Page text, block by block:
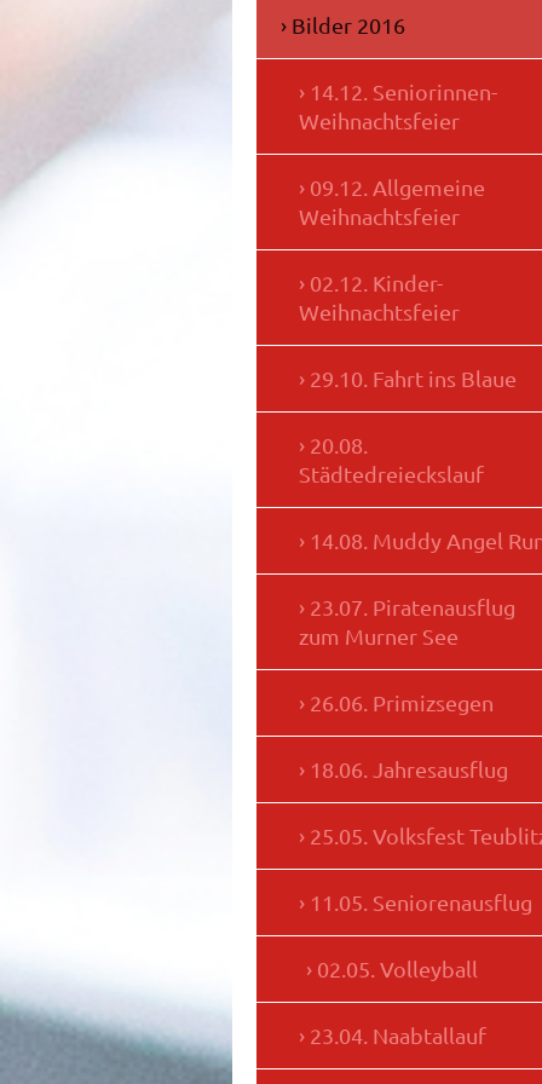
Bilder 2016
14.12. Seniorinnen-
Weihnachtsfeier
09.12. Allgemeine
Weihnachtsfeier
02.12. Kinder-
Weihnachtsfeier
29.10. Fahrt ins Blaue
20.08.
Städtedreieckslauf
14.08. Muddy Angel
23.07. Piratenausflug
zum Murner See
26.06. Primizsegen
18.06. Jahresausflug
25.05. Volksfest
11.05. Seniorenausflug
02.05. Volleyball
23.04. Naabtallauf